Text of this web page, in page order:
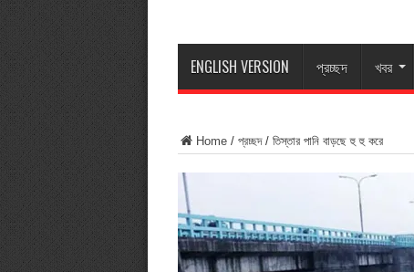
ENGLISH VERSION প্রচ্ছদ খবর
Home/ প্রচ্ছদ/ তিস্তার পানি বাড়ছে হু হু করে